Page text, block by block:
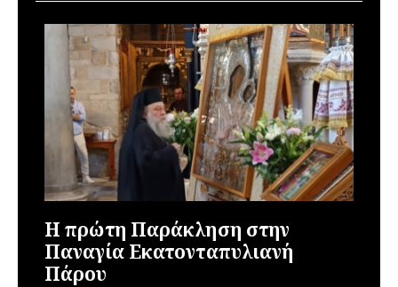
Η πρώτη Παράκληση στην
Παναγία Εκατονταπυλιανή
Πάρου